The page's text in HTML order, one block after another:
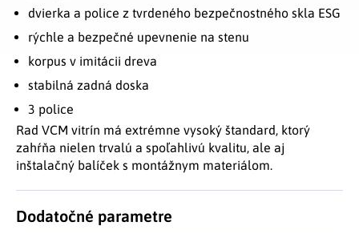
dvierka a police z tvrdeného bezpečnostného skla ESG
rýchle a bezpečné upevnenie na stenu
korpus v imitácii dreva
stabilná zadná doska
3 police
Rad VCM vitrín má extrémne vysoký štandard, ktorý
zahŕňa nielen trvalú a spoľahlivú kvalitu, ale aj
inštalačný balíček s montážnym materiálom.
Dodatočné parametre